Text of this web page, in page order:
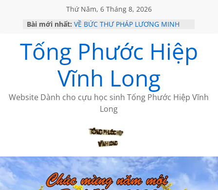
Thứ Năm, 6 Tháng 8, 2026
Bài mới nhất: VỀ BỨC THƯ PHÁP LƯƠNG MINH
HỌC SỬ HỒI XƯA
MỘT ĐỜI ĐI QUA NHỮNG TRANG
SÁCH
BẤT CHỢT CỦA CHÂU LỆ DUNG
CÀ PHÊ NGẮM NÚI
Tống Phước Hiệp
Vĩnh Long
Website Dành cho cựu học sinh Tống Phước Hiệp Vĩnh
Long